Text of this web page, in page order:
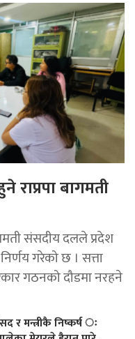
राप्रपा बागमती
संसदीय दलले प्रदेश
गरेको छ । सत्ता
गठनको दौडमा नरहने
र मन्त्रीकै निष्कर्ष ः